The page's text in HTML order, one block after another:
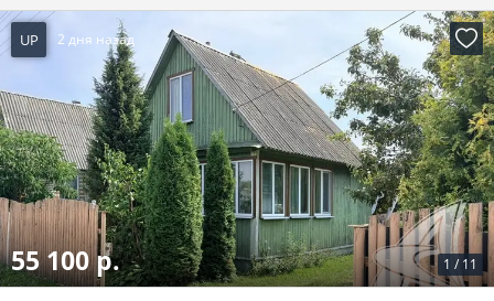
UP 2 дня назад
1 / 11
55 100 р.